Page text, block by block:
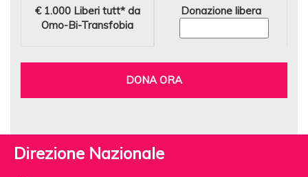
€ 1.000 Liberi tutt* da
Omo-Bi-Transfobia
Donazione libera
DONA ORA
Direzione Nazionale